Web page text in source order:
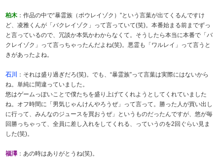
柏木 ：作品の中で“暴霊族（ボウレイゾク）”という言葉が出てくるんですけ
ど、凌雅くんが「バクレイゾク」って言っていて(笑)。本番始まる前までずっ
と言っているので、冗談か本気かわからなくて。そうしたら本当に本番で「バ
クレイゾク」って言っちゃったんだよね(笑)。悪霊も「ワルレイ」って言うと
きがあったよね。
石川
：それは盛り過ぎだろ(笑)。でも、“暴霊族”って言葉は実際にはないから
ね。単純に間違っていました。
悠はゲームっぽいことで僕たちを盛り上げてくれようとしてくれていました
ね。オフ時間に「男気じゃんけんやろうぜ」って言って。勝った人が買い出し
に行って、みんなのジュースを買おうぜ」というものだったんですが、悠が毎
回勝っちゃって、全員に差し入れをしてくれる、っていうのを2回ぐらい見ま
した(笑)。
福澤 ：あの時はありがとうね(笑)。